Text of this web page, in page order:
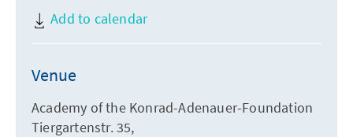
Add to calendar
Venue
Academy of the Konrad-Adenauer-Foundation
Tiergartenstr. 35,